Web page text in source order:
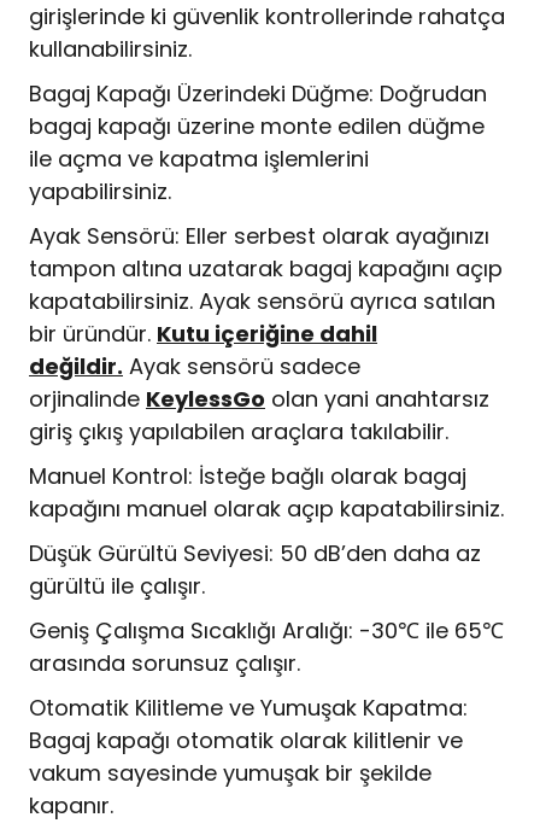
girişlerinde ki güvenlik kontrollerinde rahatça
kullanabilirsiniz.
Bagaj Kapağı Üzerindeki Düğme: Doğrudan
bagaj kapağı üzerine monte edilen düğme
ile açma ve kapatma işlemlerini
yapabilirsiniz.
Ayak Sensörü: Eller serbest olarak ayağınızı
tampon altına uzatarak bagaj kapağını açıp
kapatabilirsiniz. Ayak sensörü ayrıca satılan
bir üründür. Kutu içeriğine dahil
değildir. Ayak sensörü sadece
orjinalinde KeylessGo olan yani anahtarsız
giriş çıkış yapılabilen araçlara takılabilir.
Manuel Kontrol: İsteğe bağlı olarak bagaj
kapağını manuel olarak açıp kapatabilirsiniz.
Düşük Gürültü Seviyesi: 50 dB’den daha az
gürültü ile çalışır.
Geniş Çalışma Sıcaklığı Aralığı: -30℃ ile 65℃
arasında sorunsuz çalışır.
Otomatik Kilitleme ve Yumuşak Kapatma:
Bagaj kapağı otomatik olarak kilitlenir ve
vakum sayesinde yumuşak bir şekilde
kapanır.